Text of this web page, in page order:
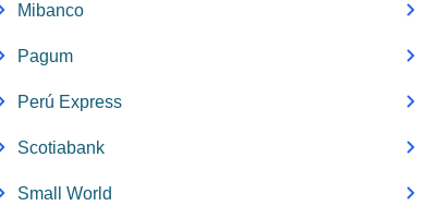
Mibanco
Pagum
Perú Express
Scotiabank
Small World